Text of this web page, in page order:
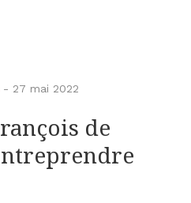
- 27 mai 2022
de